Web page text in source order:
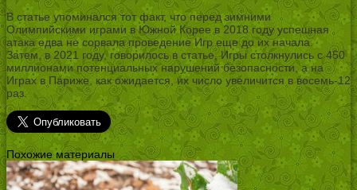
В статье упоминался тот факт, что перед зимними
Олимпийскими играми в Южной Корее в 2018 году успешная
атака едва не сорвала проведение Игр еще до их начала.
Затем, в 2021 году, говорилось в статье, Игры столкнулись с 450
миллионами потенциальных нарушений безопасности, а на
Играх в Париже, как ожидается, их число увеличится в восемь-12
раз.
Похожие материалы